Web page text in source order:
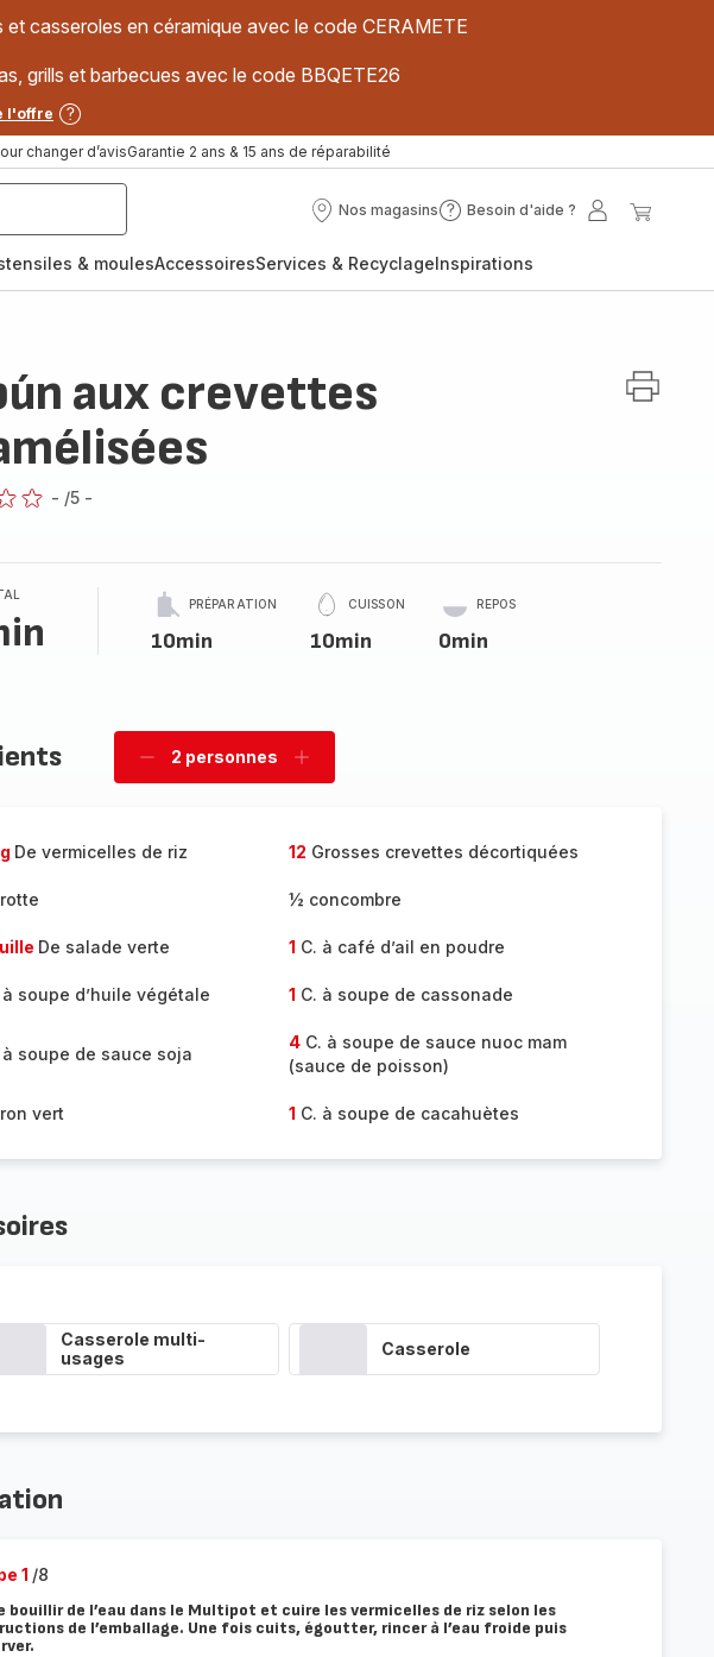
casseroles en céramique avec le code CERAMETE
grills et barbecues avec le code BBQETE26
l'offre
changer d’avisGarantie 2 ans & 15 ans de réparabilité
Nos magasins
Nos
Besoin d'aide ?
Besoin
?
Mon
& moulesAccessoiresServices & RecyclageInspirations
aux crevettes
- /5 -
PRÉPARATION
10min
CUISSON
10min
REPOS
0min
Supprimer
2 personnes
Ajouter
De vermicelles de riz 12 Grosses crevettes décortiquées
½ concombre
De salade verte 1 C. à café d’ail en poudre
à soupe d’huile végétale 1 C. à soupe de cassonade
à soupe de sauce soja
4C. à soupe de sauce nuoc mam
(sauce de poisson)
vert 1 C. à soupe de cacahuètes
Casserole multi-
usages
Casserole
1 /8
bouillir de l’eau dans le Multipot et cuire les vermicelles de riz selon les
de l’emballage. Une fois cuits, égoutter, rincer à l’eau froide puis